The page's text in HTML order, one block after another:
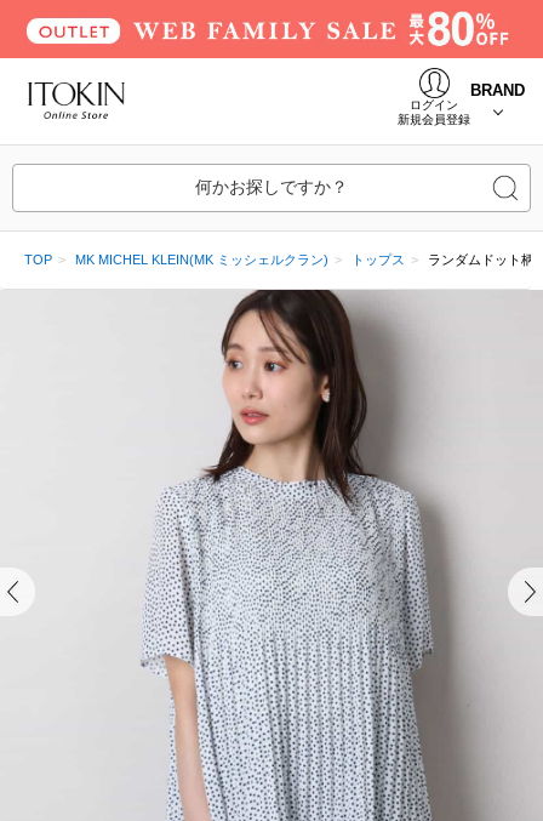
ログイン
新規会員登録
BRAND
何かお探しですか？
TOP MK MICHEL KLEIN(MK ミッシェルクラン) トップス ランダムドット柄